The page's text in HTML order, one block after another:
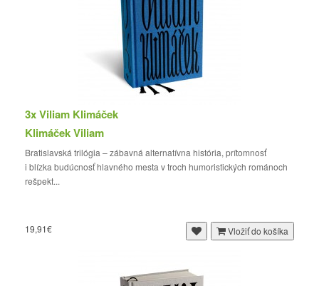
3x Viliam Klimáček
Klimáček Viliam
Bratislavská trilógia – zábavná alternatívna história, prítomnosť
i blízka budúcnosť hlavného mesta v troch humoristických románoch
rešpekt...
19,91€ Vložiť do košíka